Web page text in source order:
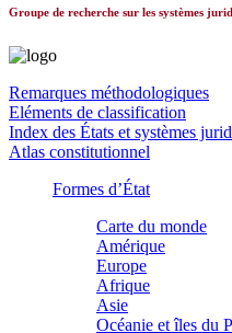
Groupe de recherche sur les systèmes
Remarques méthodologiques
Eléments de classification
Index des États et systèmes
Atlas constitutionnel
Formes d’État
Carte du monde
Amérique
Europe
Afrique
Asie
Océanie et îles du